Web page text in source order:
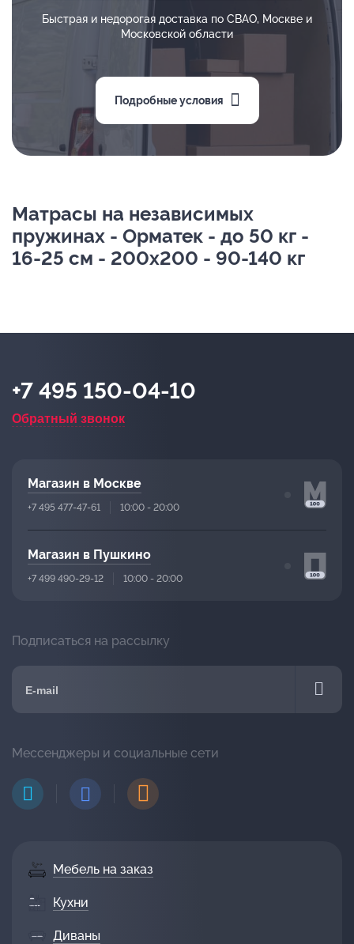
Быстрая и недорогая доставка по СВАО, Москве и
Московской области
Подробные условия
Матрасы на независимых
пружинах - Орматек - до 50 кг -
16-25 см - 200х200 - 90-140 кг
Мебель на заказ
Кухни
Диваны
+7 495 150-04-10
Обратный звонок
Магазин в Москве
+7 495 477-47-61 10:00 - 20:00
Магазин в Пушкино
+7 499 490-29-12 10:00 - 20:00
Подписаться на рассылку
Мессенджеры и социальные сети